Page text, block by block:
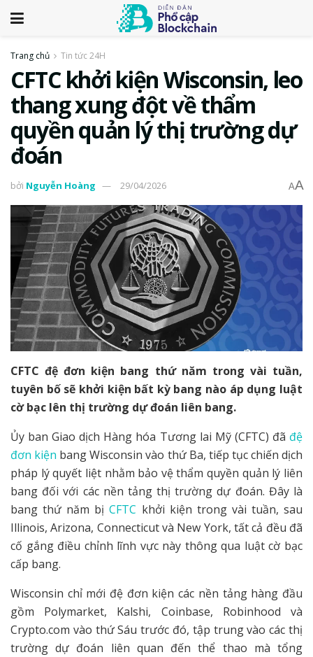
Trang chủ Tin tức 24H
CFTC khởi kiện Wisconsin, leo
thang xung đột về thẩm
quyền quản lý thị trường dự
đoán
bởi Nguyễn Hoàng 29/04/2026 AA
CFTC đệ đơn kiện bang thứ năm trong vài tuần,
tuyên bố sẽ khởi kiện bất kỳ bang nào áp dụng luật
cờ bạc lên thị trường dự đoán liên bang.
Ủy ban Giao dịch Hàng hóa Tương lai Mỹ (CFTC) đã đệ
đơn kiện bang Wisconsin vào thứ Ba, tiếp tục chiến dịch
pháp lý quyết liệt nhằm bảo vệ thẩm quyền quản lý liên
bang đối với các nền tảng thị trường dự đoán. Đây là
bang thứ năm bịCFTC khởi kiện trong vài tuần, sau
Illinois, Arizona, Connecticut và New York, tất cả đều đã
cố gắng điều chỉnh lĩnh vực này thông qua luật cờ bạc
cấp bang.
Wisconsin chỉ mới đệ đơn kiện các nền tảng hàng đầu
gồm Polymarket, Kalshi, Coinbase, Robinhood và
Crypto.com vào thứ Sáu trước đó, tập trung vào các thị
trường dự đoán liên quan đến thể thao mà tổng